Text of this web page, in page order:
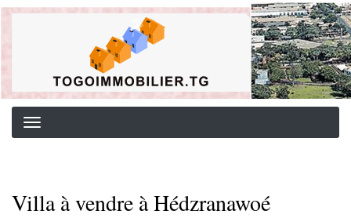
Aller
Background image for header
Villa à vendre à Hédzranawoé